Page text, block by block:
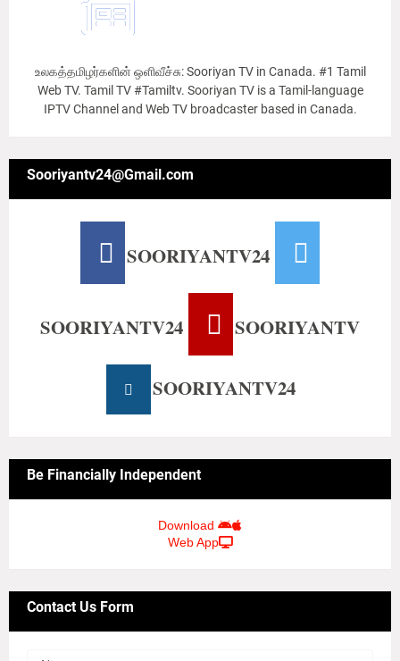
உலகத்தமிழர்களின் ஒளிவீச்சு: Sooriyan TV in Canada. #1 Tamil
Web TV. Tamil TV #Tamiltv. Sooriyan TV is a Tamil-language
IPTV Channel and Web TV broadcaster based in Canada.
Sooriyantv24@Gmail.com
SOORIYANTV24
SOORIYANTV24 SOORIYANTV
SOORIYANTV24
Be Financially Independent
Download
Web App
Contact Us Form